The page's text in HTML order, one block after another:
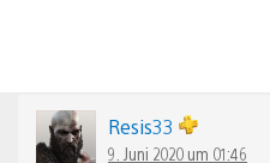
Resis33
9. Juni 2020 um 01:46